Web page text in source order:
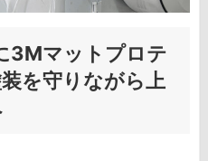
3Mマットプロテ
を守りながら上